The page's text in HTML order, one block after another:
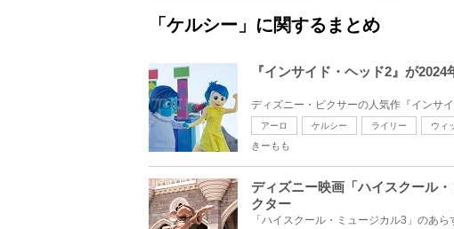
「ケルシー」に関するまとめ
『インサイド・ヘッド2』が
アーロ ケルシー ライリー ウィ
きーもも
ディズニー映画「ハイスクール
クター